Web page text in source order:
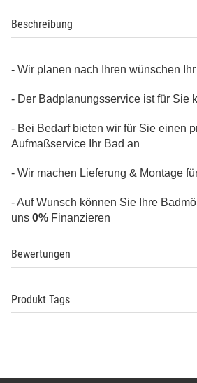
Beschreibung
- Wir planen nach Ihren wünschen
- Der Badplanungsservice ist für Sie
- Bei Bedarf bieten wir für Sie einen
Aufmaßservice Ihr Bad an
- Wir machen Lieferung & Montage
- Auf Wunsch können Sie Ihre
uns 0% Finanzieren
Bewertungen
Produkt Tags